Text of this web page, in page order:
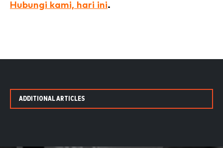
Hubungi kami, hari ini.
ADDITIONAL ARTICLES